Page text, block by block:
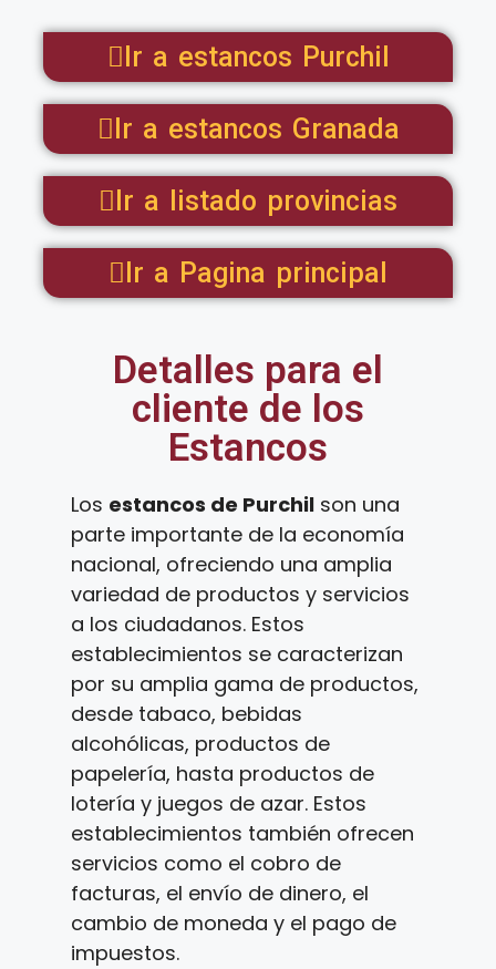
Ir a estancos Purchil
Ir a estancos Granada
Ir a listado provincias
Ir a Pagina principal
Detalles para el
cliente de los
Estancos
Los estancos de Purchil son una
parte importante de la economía
nacional, ofreciendo una amplia
variedad de productos y servicios
a los ciudadanos. Estos
establecimientos se caracterizan
por su amplia gama de productos,
desde tabaco, bebidas
alcohólicas, productos de
papelería, hasta productos de
lotería y juegos de azar. Estos
establecimientos también ofrecen
servicios como el cobro de
facturas, el envío de dinero, el
cambio de moneda y el pago de
impuestos.